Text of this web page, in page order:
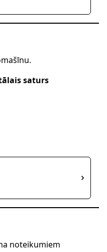
saturs
noteikumiem